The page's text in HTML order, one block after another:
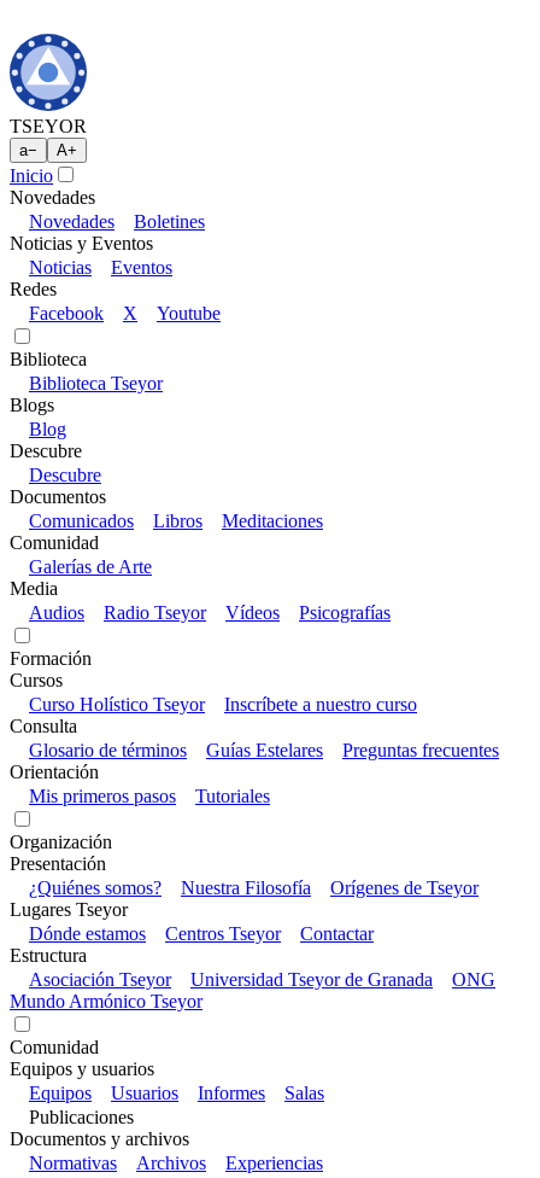
TSEYOR
a− A+
Inicio
Novedades
Novedades
Boletines
Noticias y Eventos
Noticias
Eventos
Redes
Facebook
X Youtube
Biblioteca
Biblioteca Tseyor
Blogs
Blog
Descubre
Descubre
Documentos
Comunicados
Libros
Meditaciones
Comunidad
Galerías de Arte
Media
Audios
Radio Tseyor Vídeos Psicografías
Formación
Cursos
Curso Holístico Tseyor
Inscríbete a nuestro curso
Consulta
Glosario de términos
Guías Estelares
Preguntas frecuentes
Orientación
Mis primeros pasos
Tutoriales
Organización
Presentación
¿Quiénes somos?
Nuestra Filosofía
Orígenes de Tseyor
Lugares Tseyor
Dónde estamos
Centros Tseyor
Contactar
Estructura
Asociación Tseyor
Universidad Tseyor de Granada
ONG
Mundo Armónico Tseyor
Comunidad
Equipos y usuarios
Equipos
Usuarios Informes
Salas
Publicaciones
Documentos y archivos
Normativas
Archivos
Experiencias